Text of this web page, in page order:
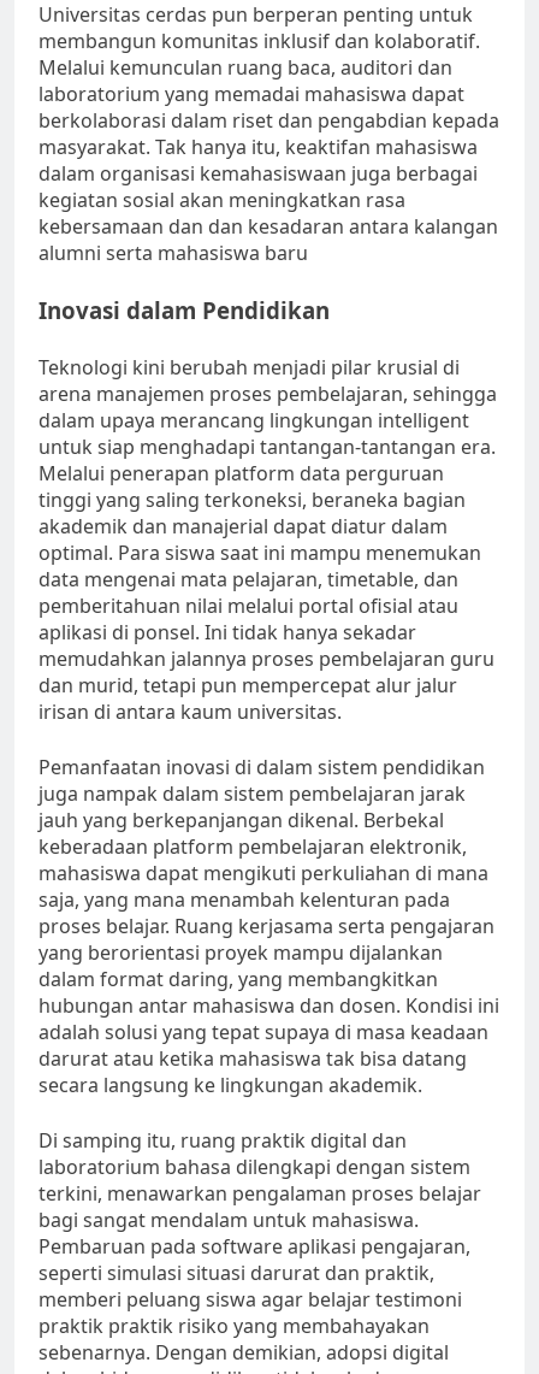
Universitas cerdas pun berperan penting untuk
membangun komunitas inklusif dan kolaboratif.
Melalui kemunculan ruang baca, auditori dan
laboratorium yang memadai mahasiswa dapat
berkolaborasi dalam riset dan pengabdian kepada
masyarakat. Tak hanya itu, keaktifan mahasiswa
dalam organisasi kemahasiswaan juga berbagai
kegiatan sosial akan meningkatkan rasa
kebersamaan dan dan kesadaran antara kalangan
alumni serta mahasiswa baru
Inovasi dalam Pendidikan
Teknologi kini berubah menjadi pilar krusial di
arena manajemen proses pembelajaran, sehingga
dalam upaya merancang lingkungan intelligent
untuk siap menghadapi tantangan-tantangan era.
Melalui penerapan platform data perguruan
tinggi yang saling terkoneksi, beraneka bagian
akademik dan manajerial dapat diatur dalam
optimal. Para siswa saat ini mampu menemukan
data mengenai mata pelajaran, timetable, dan
pemberitahuan nilai melalui portal ofisial atau
aplikasi di ponsel. Ini tidak hanya sekadar
memudahkan jalannya proses pembelajaran guru
dan murid, tetapi pun mempercepat alur jalur
irisan di antara kaum universitas.
Pemanfaatan inovasi di dalam sistem pendidikan
juga nampak dalam sistem pembelajaran jarak
jauh yang berkepanjangan dikenal. Berbekal
keberadaan platform pembelajaran elektronik,
mahasiswa dapat mengikuti perkuliahan di mana
saja, yang mana menambah kelenturan pada
proses belajar. Ruang kerjasama serta pengajaran
yang berorientasi proyek mampu dijalankan
dalam format daring, yang membangkitkan
hubungan antar mahasiswa dan dosen. Kondisi ini
adalah solusi yang tepat supaya di masa keadaan
darurat atau ketika mahasiswa tak bisa datang
secara langsung ke lingkungan akademik.
Di samping itu, ruang praktik digital dan
laboratorium bahasa dilengkapi dengan sistem
terkini, menawarkan pengalaman proses belajar
bagi sangat mendalam untuk mahasiswa.
Pembaruan pada software aplikasi pengajaran,
seperti simulasi situasi darurat dan praktik,
memberi peluang siswa agar belajar testimoni
praktik praktik risiko yang membahayakan
sebenarnya. Dengan demikian, adopsi digital